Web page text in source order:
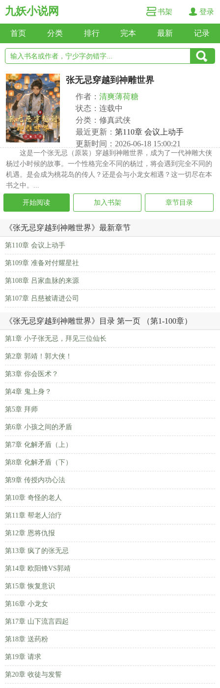
九妖小说网 书架 登录
首页 分类 排行 完本 最新 记录
张无忌穿越到神雕世界
作者： 清爽薄荷糖
状态：连载中
分类：修真武侠
最近更新： 第110章 会议上动手
更新时间：2026-06-18 15:00:21
这是一个张无忌（原装）穿越到神雕世界，成为了一代神雕大侠
杨过小时候的故事。一个性格完全不同的杨过，将会遇到完全不同的
机遇。是会成为桃花岛的传人？还是会与小龙女相遇？这一切尽在本
书之中。...
开始阅读 加入书架 章节目录
《张无忌穿越到神雕世界》最新章节
第110章 会议上动手
第109章 准备对付耀星社
第108章 吕家血脉的来源
第107章 吕慈被请进公司
《张无忌穿越到神雕世界》目录 第一页 （第1-100章）
第1章 小子张无忌，拜见三位仙长
第2章 郭靖！郭大侠！
第3章 你会医术？
第4章 鬼上身？
第5章 拜师
第6章 小孩之间的矛盾
第7章 化解矛盾（上）
第8章 化解矛盾（下）
第9章 传授内功心法
第10章 奇怪的老人
第11章 帮老人治疗
第12章 恩将仇报
第13章 疯了的张无忌
第14章 欧阳锋VS郭靖
第15章 恢复意识
第16章 小龙女
第17章 山下流言四起
第18章 送药粉
第19章 请求
第20章 收徒与发誓